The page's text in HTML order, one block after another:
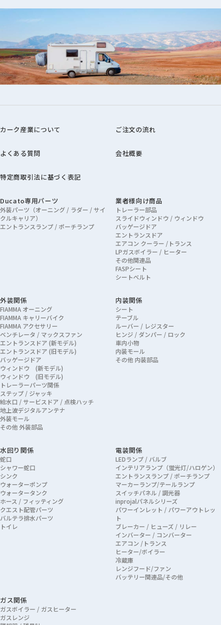
カーク産業について ご注文の流れ
よくある質問 会社概要
特定商取引法に基づく表記
Ducato専用パーツ
外装パーツ（オーニング / ラダー / サイ
クルキャリア）
エントランスランプ / ポーチランプ
業者様向け商品
トレーラー部品
スライドウィンドウ / ウィンドウ
バッゲージドア
エントランスドア
エアコン クーラー /トランス
LPガスボイラー / ヒーター
その他関連品
FASPシート
シートベルト
外装関係
FIAMMA オーニング
FIAMMA キャリーバイク
FIAMMA アクセサリー
ベンチレータ / マックスファン
エントランスドア (新モデル)
エントランスドア (旧モデル)
バッゲージドア
ウィンドウ (新モデル)
ウィンドウ (旧モデル)
トレーラーパーツ関係
ステップ / ジャッキ
給水口 / サービスドア / 点検ハッチ
地上波デジタルアンテナ
外装モール
その他 外装部品
内装関係
シート
テーブル
ルーバー / レジスター
ヒンジ / ダンパー / ロック
車内小物
内装モール
その他 内装部品
水回り関係
蛇口
シャワー蛇口
シンク
ウォーターポンプ
ウォータータンク
ホース / フィッティング
クエスト配管パーツ
バルテラ排水パーツ
トイレ
電装関係
LEDランプ / バルブ
インテリアランプ（蛍光灯/ハロゲン）
エントランスランプ / ポーチランプ
マーカーランプ/テールランプ
スイッチパネル / 調光器
inprojalパネルシリーズ
パワーインレット / パワーアウトレッ
ト
ブレーカー / ヒューズ / リレー
インバーター / コンバーター
エアコン /トランス
ヒーター/ボイラー
冷蔵庫
レンジフード/ファン
バッテリー関連品/その他
ガス関係
ガスボイラー / ガスヒーター
ガスレンジ